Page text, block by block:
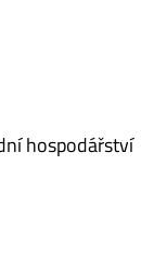
hospodářství